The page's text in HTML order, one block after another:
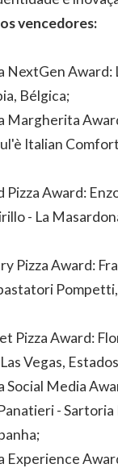
vencedores:
NextGen Award:
Bélgica;
Margherita
Italian
Pizza Award:
- La
Pizza Award:
Pizza Award:
Vegas,
Social Media
-
Experience